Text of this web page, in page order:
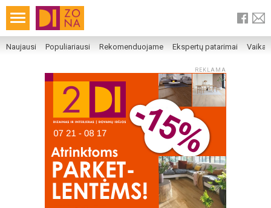
Naujausi Populiariausi Rekomenduojame Ekspertų patarimai
REKLAMA